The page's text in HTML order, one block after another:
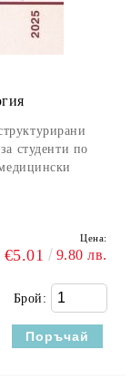
студенти по
Цена:
€5.01 9.80 лв.
Брой: